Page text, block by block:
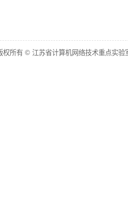
所有 © 江苏省计算机网络技术重点实验